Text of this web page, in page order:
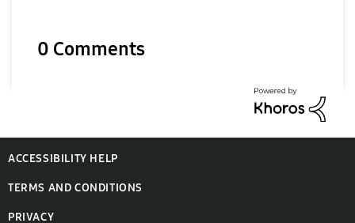
0 Comments
ACCESSIBILITY HELP
TERMS AND CONDITIONS
PRIVACY